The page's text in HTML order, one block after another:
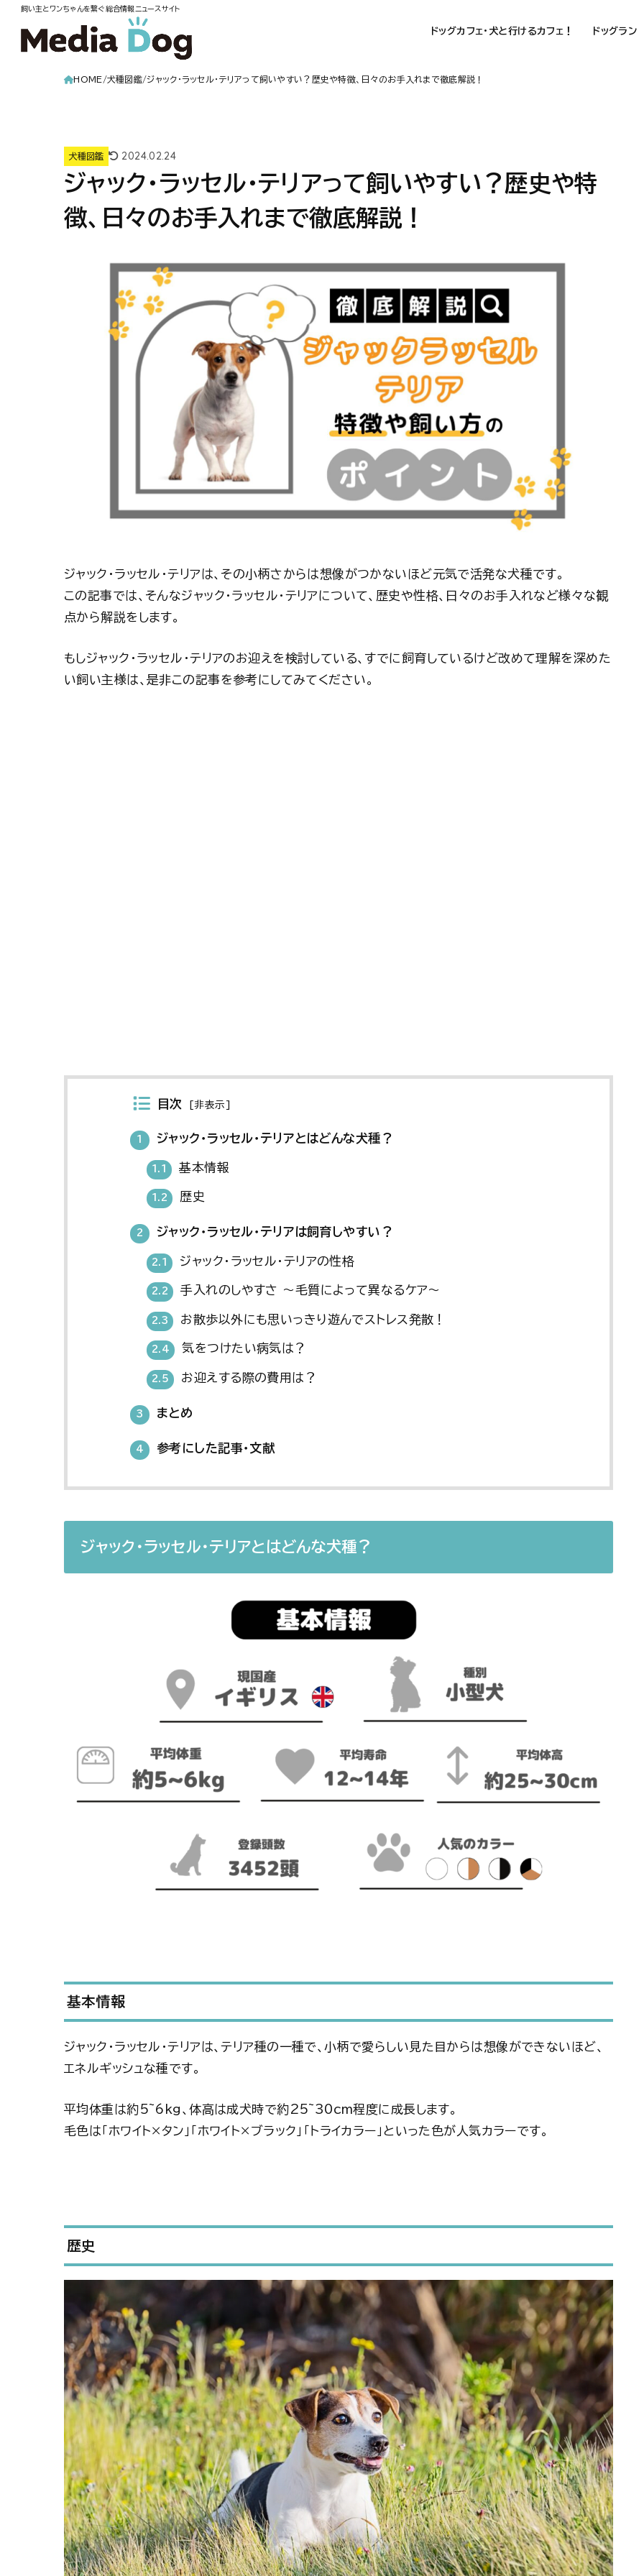
飼い主とワンちゃんを繋ぐ総合情報ニュースサイト
ドッグカフェ・犬と行けるカフェ！ ドッグラン
HOME 犬種図鑑 ジャック・ラッセル・テリアって飼いやすい？歴史や特徴、日々のお手入れまで徹底解説！
犬種図鑑 2024.02.24
ジャック・ラッセル・テリアって飼いやすい？歴史や特
徴、日々のお手入れまで徹底解説！
ジャック・ラッセル・テリアは、その小柄さからは想像がつかないほど元気で活発な犬種です。
この記事では、そんなジャック・ラッセル・テリアについて、歴史や性格、日々のお手入れなど様々な観
点から解説をします。
もしジャック・ラッセル・テリアのお迎えを検討している、すでに飼育しているけど改めて理解を深めた
い飼い主様は、是非この記事を参考にしてみてください。
目次 [非表示 ]
1 ジャック・ラッセル・テリアとはどんな犬種？
1.1 基本情報
1.2 歴史
2 ジャック・ラッセル・テリアは飼育しやすい？
2.1 ジャック・ラッセル・テリアの性格
2.2 手入れのしやすさ 〜毛質によって異なるケア〜
2.3 お散歩以外にも思いっきり遊んでストレス発散！
2.4 気をつけたい病気は？
2.5 お迎えする際の費用は？
3 まとめ
4 参考にした記事・文献
ジャック・ラッセル・テリアとはどんな犬種？
基本情報
ジャック・ラッセル・テリアは、テリア種の一種で、小柄で愛らしい見た目からは想像ができないほど、
エネルギッシュな種です。
平均体重は約5~6kg、体高は成犬時で約25~30cm程度に成長します。
毛色は「ホワイト×タン」「ホワイト×ブラック」「トライカラー」といった色が人気カラーです。
歴史